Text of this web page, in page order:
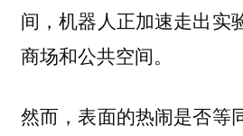
间，机器人正加速走出实
商场和公共空间。
然而，表面的热闹是否等